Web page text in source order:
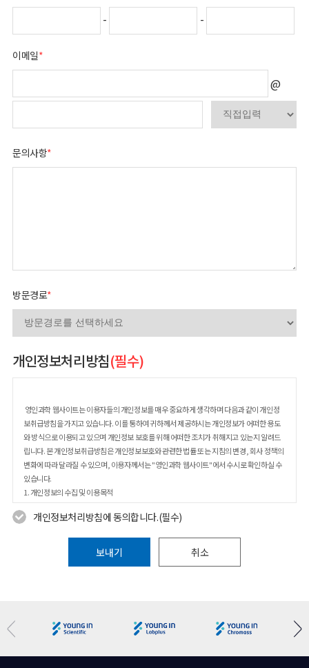
- -
이메일*
@
문의사항*
방문경로*
개인정보처리방침(필수)
영인과학 웹사이트는 이용자들의 개인정보를 매우 중요하게 생각하며 다음과 같이 개인정
보취급방침을 가지고 있습니다. 이를 통하여 귀하께서 제공하시는 개인정보가 어떠한 용도
와 방식으로 이용되고 있으며 개인정보 보호를 위해 어떠한 조치가 취해지고 있는지 알려드
립니다. 본 개인정보취급방침은 개인정보보호와 관련한 법률 또는 지침의 변경, 회사 정책의
변화에 따라 달라질 수 있으며, 이용자께서는 "영인과학 웹사이트"에서 수시로 확인하실 수
있습니다.
1. 개인정보의 수집 및 이용목적
2. 개인정보수집에 대한 동의
3. 개인정보의 수집항목 및 수집방법
5. 개인정보 취급 위탁사항
6. 개인정보의 열람, 정정, 동의철회(회원탈퇴) 방법
11. 의견수렴 및 불만처리
13. 개인정보 관리책임자 등
개인정보처리방침에 동의합니다.(필수)
보내기 취소